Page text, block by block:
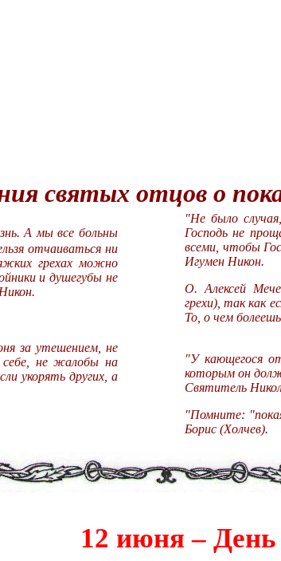
святых отцов о
А мы все больны
отчаиваться ни
грехах можно
и душегубы не
за утешением, не
себе, не жалобы на
укорять других, а
"Не было
Господь не
всеми, чтобы
Игумен Никон.
О. Алексей
грехи), так как
То, о чем
"У кающегося
которым он
Святитель
"Помните:
Борис (Холчев).
12 июня – День